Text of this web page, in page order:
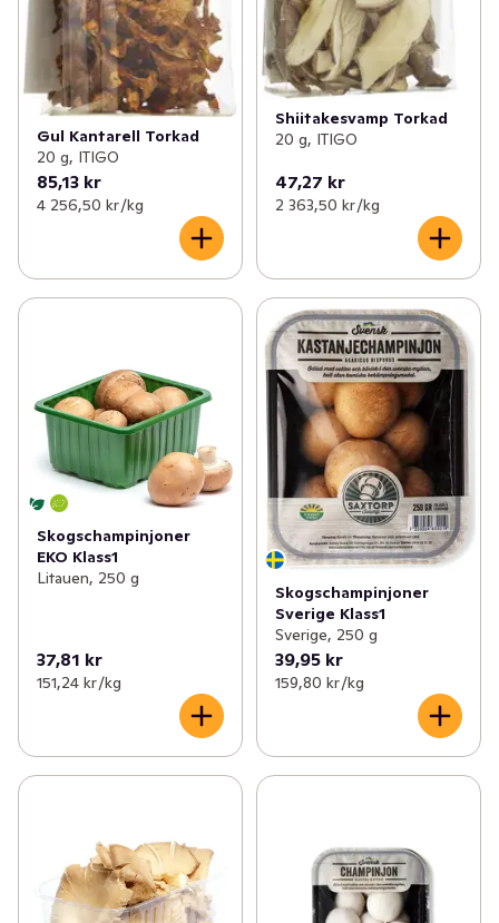
Gul Kantarell Torkad
20 g, ITIGO
85,13 kr
4 256,50 kr /kg
Shiitakesvamp Torkad
20 g, ITIGO
47,27 kr
2 363,50 kr /kg
Skogschampinjoner
EKO Klass1
Litauen, 250 g
37,81 kr
151,24 kr /kg
Skogschampinjoner
Sverige Klass1
Sverige, 250 g
39,95 kr
159,80 kr /kg